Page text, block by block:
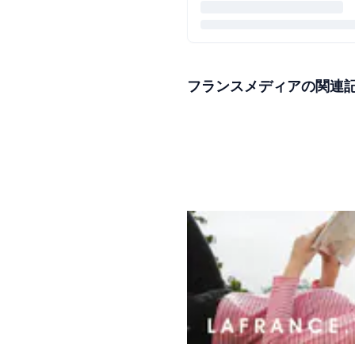
フランスメディアの関連